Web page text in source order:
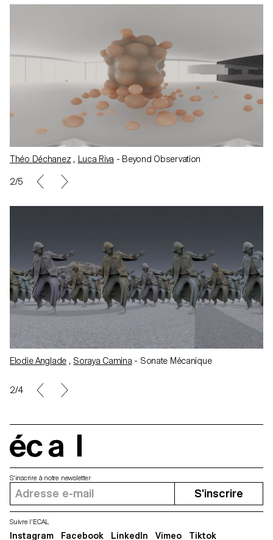
Marine Dang,Jamy Herrmann- Captivus
3/5
Julien Caulet,Paul Nouvelhomme - Incident
3/4
S'inscrire à notre newsletter
S'inscrire
Suivre l'ECAL
Instagram Facebook LinkedIn Vimeo Tiktok